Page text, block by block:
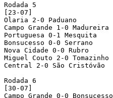
Rodada 5
[23-07]
Olaria 2-0 Paduano
Campo Grande 1-0 Madureira
Portuguesa 0-1 Mesquita
Bonsucesso 0-0 Serrano
Nova Cidade 0-0 Rubro
Miguel Couto 2-0 Tomazinho
Central 2-0 São Cristóvão
Rodada 6
[30-07]
Campo Grande 0-0 Bonsucesso